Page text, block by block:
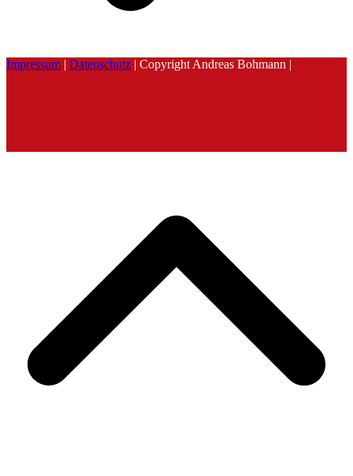
Impressum | Datenschutz | Copyright Andreas Bohmann |